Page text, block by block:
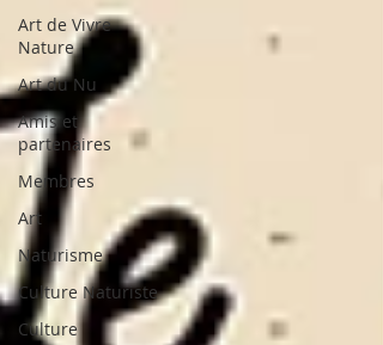
Art de Vivre
Nature
Art du Nu
Amis et
partenaires
Membres
Art
Naturisme
Culture Naturiste
Culture